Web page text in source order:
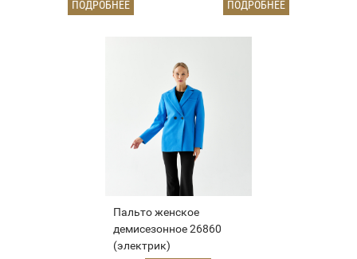
ПОДРОБНЕЕ
ПОДРОБНЕЕ
Пальто женское
демисезонное 26860
(электрик)